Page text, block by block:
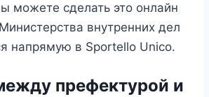
можете сделать это онлайн
внутренних дел
напрямую в Sportello Unico.
префектурой и